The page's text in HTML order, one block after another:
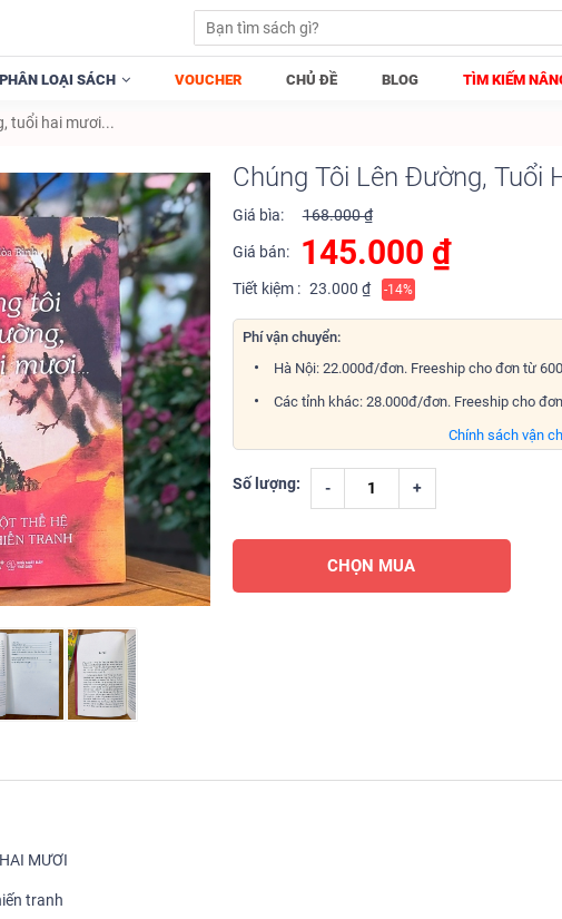
PHÂN LOẠI SÁCH VOUCHER CHỦ ĐỀ BLOG TÌM KIẾM
tuổi hai mươi...
Chúng Tôi Lên Đường, Tuổi
Giá bìa: 168.000 ₫
Giá bán: 145.000 ₫
Tiết kiệm : 23.000 ₫ -14%
Phí vận chuyển:
Hà Nội: 22.000đ/đơn. Freeship cho đơn từ
Các tỉnh khác: 28.000đ/đơn. Freeship cho
Chính sách vận
Số lượng: - +
CHỌN MUA
MƯƠI
tranh